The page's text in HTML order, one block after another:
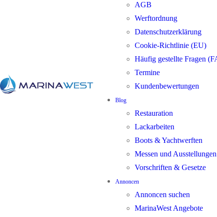
AGB
Werftordnung
Datenschutzerklärung
Cookie-Richtlinie (EU)
Häufig gestellte Fragen
Termine
Kundenbewertungen
Blog
Restauration
Lackarbeiten
Boots & Yachtwerften
Messen und Ausstellungen
Vorschriften & Gesetze
Annoncen
Annoncen suchen
MarinaWest Angebote